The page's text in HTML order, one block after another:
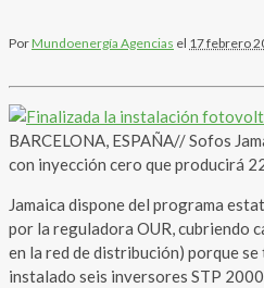
PorMundoenergía Agencias el 17 febrero
BARCELONA, ESPAÑA// Sofos
con inyección cero que producirá
Jamaica dispone del programa
por la reguladora OUR, cubriendo
en la red de distribución) porque
instalado seis inversores STP